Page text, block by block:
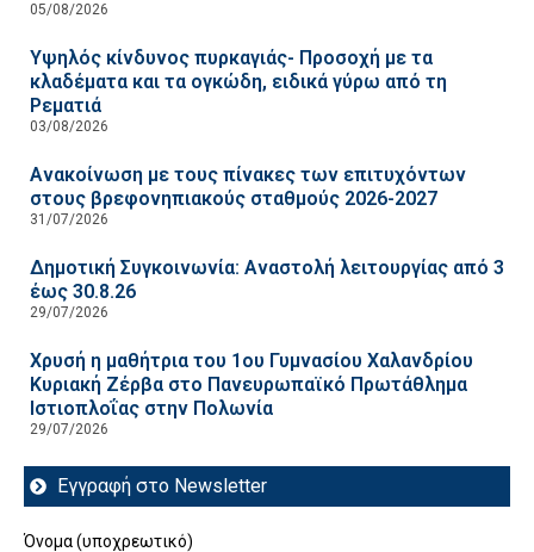
05/08/2026
Υψηλός κίνδυνος πυρκαγιάς- Προσοχή με τα
κλαδέματα και τα ογκώδη, ειδικά γύρω από τη
Ρεματιά
03/08/2026
Ανακοίνωση με τους πίνακες των επιτυχόντων
στους βρεφονηπιακούς σταθμούς 2026-2027
31/07/2026
Δημοτική Συγκοινωνία: Αναστολή λειτουργίας από 3
έως 30.8.26
29/07/2026
Χρυσή η μαθήτρια του 1ου Γυμνασίου Χαλανδρίου
Κυριακή Ζέρβα στο Πανευρωπαϊκό Πρωτάθλημα
Ιστιοπλοΐας στην Πολωνία
29/07/2026
Εγγραφή στο Newsletter
Όνομα (υποχρεωτικό)